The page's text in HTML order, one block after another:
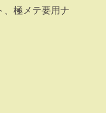
、極メテ要用ナ